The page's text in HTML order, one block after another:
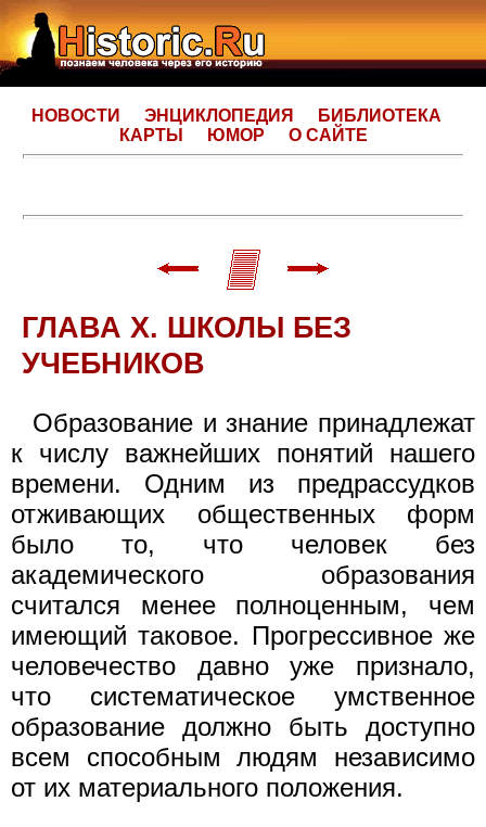
НОВОСТИ ЭНЦИКЛОПЕДИЯ
БИБЛИОТЕКА
КАРТЫ
ЮМОР О САЙТЕ
ГЛАВА X. ШКОЛЫ БЕЗ
УЧЕБНИКОВ
Образование и знание принадлежат
к числу важнейших понятий нашего
времени. Одним из предрассудков
отживающих общественных форм
было то, что человек без
академического образования
считался менее полноценным, чем
имеющий таковое. Прогрессивное же
человечество давно уже признало,
что систематическое умственное
образование должно быть доступно
всем способным людям независимо
от их материального положения.